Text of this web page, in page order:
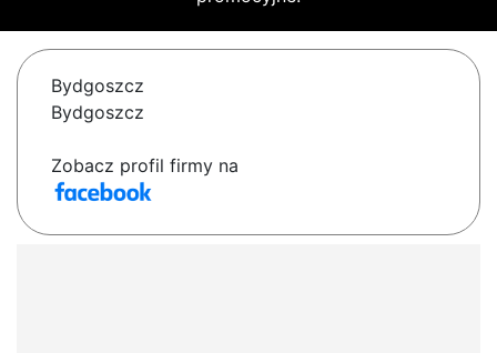
Bydgoszcz
Bydgoszcz
Zobacz profil firmy na